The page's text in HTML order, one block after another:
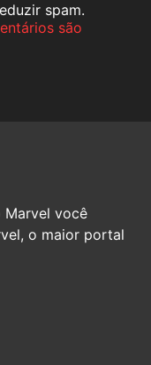
spam.
são
Marvel você
o maior portal